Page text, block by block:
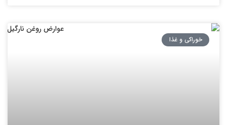
خوراکی و غذا